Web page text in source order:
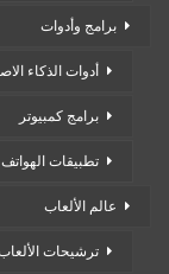
برامج وأدوات
أدوات الذكاء
برامج كمبيوتر
تطبيقات الهواتف
عالم الألعاب
ترشيحات